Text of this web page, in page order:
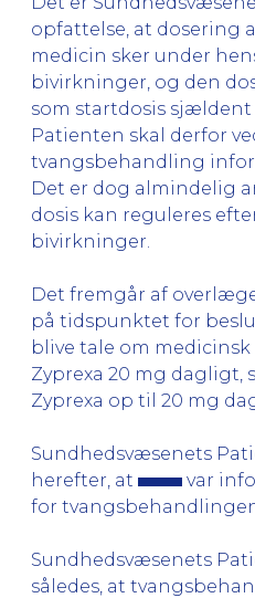
opfattelse, at dosering
medicin sker under
bivirkninger, og den
som startdosis sjældent
Patienten skal derfor
tvangsbehandling
Det er dog almindelig
dosis kan reguleres
bivirkninger.
Det fremgår af
på tidspunktet for
blive tale om
Zyprexa 20 mg
Zyprexa op til 20 mg
Sundhedsvæsenets
herefter, at
var
for
Sundhedsvæsenets
således, at